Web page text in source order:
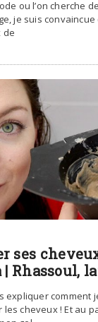
ou l’on cherche
je suis convaincue
de
ses
| Rhassoul,
expliquer comment
cheveux ! Et au